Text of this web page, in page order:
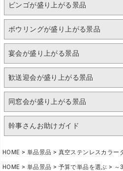
ビンゴが盛り上がる景品
ボウリングが盛り上がる景品
宴会が盛り上がる景品
歓送迎会が盛り上がる景品
同窓会が盛り上がる景品
幹事さんお助けガイド
HOME 単品景品 真空ステンレスカラー
HOME 単品景品 予算で単品を選ぶ
～